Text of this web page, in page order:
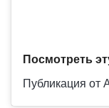
Посмотреть